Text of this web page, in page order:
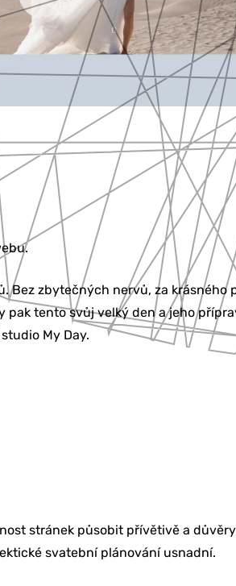
Bez zbytečných nervů, za krásného
pak tento svůj velký den a jeho
My Day.
stránek působit přívětivě a
svatební plánování usnadní.